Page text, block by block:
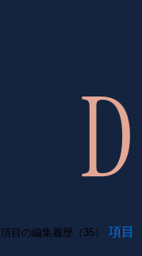
項目の編集履歴（35）
項目